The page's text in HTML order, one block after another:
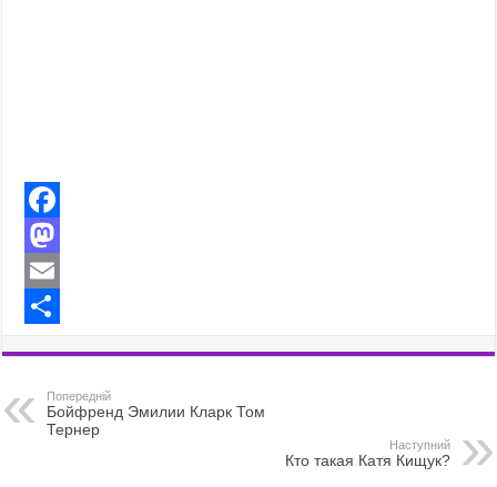
F
a
c
o
M
a
o
E
ia
Попередній
Бойфренд Эмилии Кларк Том
Тернер
Наступний
Кто такая Катя Кищук?